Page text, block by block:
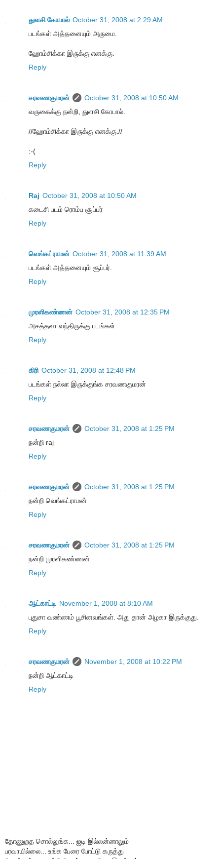
துளசி கோபால் October 31, 2008 at 2:29 AM
படங்கள் அத்தனையும் அருமை.
ஹோம்சிக்கா இருக்கு எனக்கு.
Reply
சரவணகுமரன்
October 31, 2008 at 10:50 AM
வருகைக்கு நன்றி, துளசி கோபால்.
//ஹோம்சிக்கா இருக்கு எனக்கு.//
:-(
Reply
Raj October 31, 2008 at 10:50 AM
கடைசி படம் ரொம்ப சூப்பர்
Reply
வெங்கட்ராமன் October 31, 2008 at 11:39 AM
படங்கள் அத்தனையும் சூப்பர்.
Reply
முரளிகண்ணன் October 31, 2008 at 12:35 PM
அசத்தலா வந்திருக்கு படங்கள்
Reply
கிரி October 31, 2008 at 12:48 PM
படங்கள் நல்லா இருக்குங்க சரவணகுமரன்
Reply
சரவணகுமரன்
October 31, 2008 at 1:25 PM
நன்றி raj
Reply
சரவணகுமரன்
October 31, 2008 at 1:25 PM
நன்றி வெங்கட்ராமன்
Reply
சரவணகுமரன்
October 31, 2008 at 1:25 PM
நன்றி முரளிகண்ணன்
Reply
ஆட்காட்டி November 1, 2008 at 8:10 AM
புதுசா வண்ணம் பூசினவங்கள். அது தான் அழகா இருக்குது.
Reply
சரவணகுமரன்
November 1, 2008 at 10:22 PM
நன்றி ஆட்காட்டி
Reply
தோணுறத சொல்லுங்க... ஐடி இல்லன்னாலும்
பரவாயில்லை... உங்க பேரை போட்டு கருத்து